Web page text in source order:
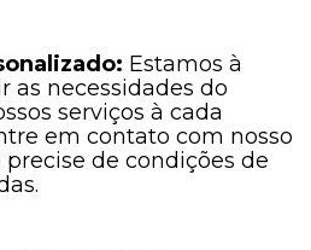
Estamos à
as necessidades do
serviços à cada
em contato com nosso
de condições de